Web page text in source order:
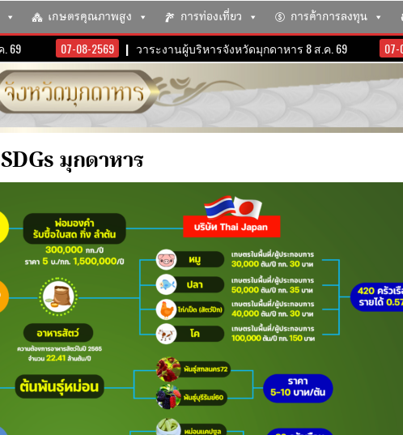
เกษตรคุณภาพสูง การท่องเที่ยว การค้าการลงทุน
07-08-2569 วาระงานผู้บริหารจังหวัดมุกดาหาร 8 ส.ค. 69 07-08-2569
SDGs มุกดาหาร